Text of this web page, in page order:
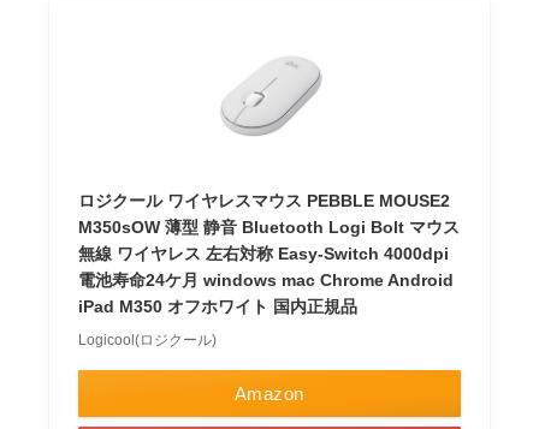
ロジクール ワイヤレスマウス PEBBLE MOUSE2
M350sOW 薄型 静音 Bluetooth Logi Bolt マウス
無線 ワイヤレス 左右対称 Easy-Switch 4000dpi
電池寿命24ケ月 windows mac Chrome Android
iPad M350 オフホワイト 国内正規品
Logicool(ロジクール)
Amazon